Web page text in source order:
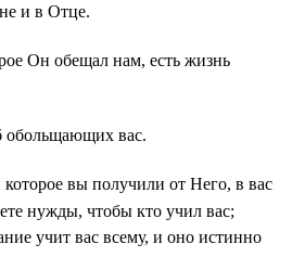
и в Отце.
Он обещал нам, есть жизнь
обольщающих вас.
вы получили от Него, в вас
нужды, чтобы кто учил вас;
учит вас всему, и оно истинно